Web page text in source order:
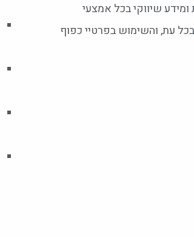
שיווקי בכל אמצעי
עת, והשימוש בפרטיי כפוף